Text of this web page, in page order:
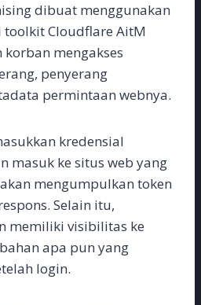
dibuat menggunakan
Cloudflare AitM
korban mengakses
penyerang
permintaan webnya.
kredensial
masuk ke situs web yang
mengumpulkan token
Selain itu,
memiliki visibilitas ke
apa pun yang
login.